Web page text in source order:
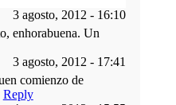
or shared.
*
3 agosto, 2012 - 16:10
enhorabuena. Un
3 agosto, 2012 - 17:41
comienzo de
Reply